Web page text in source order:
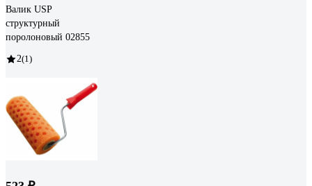
Валик USP
структурный
поролоновый 02855
2(1)